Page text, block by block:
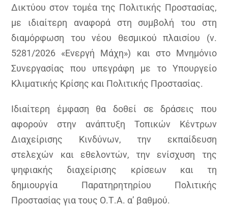
Δικτύου στον τομέα της Πολιτικής Προστασίας,
με ιδιαίτερη αναφορά στη συμβολή του στη
διαμόρφωση του νέου θεσμικού πλαισίου (ν.
5281/2026 «Ενεργή Μάχη») και στο Μνημόνιο
Συνεργασίας που υπεγράφη με το Υπουργείο
Κλιματικής Κρίσης και Πολιτικής Προστασίας.
Ιδιαίτερη έμφαση θα δοθεί σε δράσεις που
αφορούν στην ανάπτυξη Τοπικών Κέντρων
Διαχείρισης Κινδύνων, την εκπαίδευση
στελεχών και εθελοντών, την ενίσχυση της
ψηφιακής διαχείρισης κρίσεων και τη
δημιουργία Παρατηρητηρίου Πολιτικής
Προστασίας για τους Ο.Τ.Α. α’ βαθμού.